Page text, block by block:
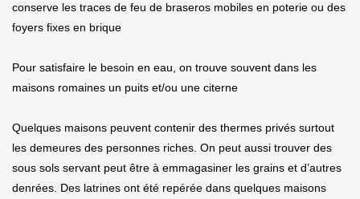
conserve les traces de feu de braseros mobiles en poterie ou des
foyers fixes en brique
Pour satisfaire le besoin en eau, on trouve souvent dans les
maisons romaines un puits et/ou une citerne
Quelques maisons peuvent contenir des thermes privés surtout
les demeures des personnes riches. On peut aussi trouver des
sous sols servant peut être à emmagasiner les grains et d’autres
denrées. Des latrines ont été repérée dans quelques maisons